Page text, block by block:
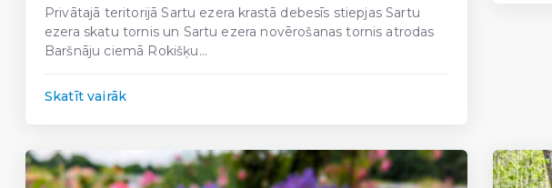
Privātajā teritorijā Sartu ezera krastā debesīs stiepjas Sartu
ezera skatu tornis un Sartu ezera novērošanas tornis atrodas
Baršnāju ciemā Rokišķu...
Skatīt vairāk